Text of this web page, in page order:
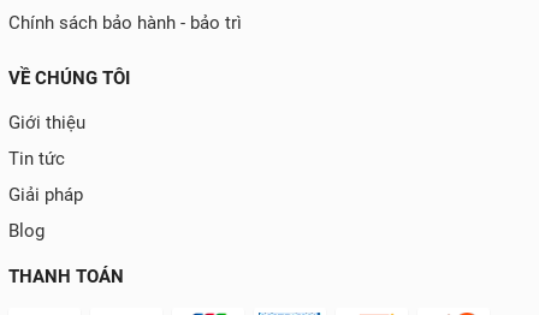
Chính sách bảo hành - bảo trì
VỀ CHÚNG TÔI
Giới thiệu
Tin tức
Giải pháp
Blog
THANH TOÁN